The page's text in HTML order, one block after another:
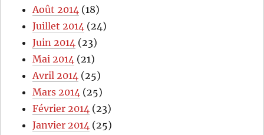
Août 2014 (18)
Juillet 2014 (24)
Juin 2014 (23)
Mai 2014 (21)
Avril 2014 (25)
Mars 2014 (25)
Février 2014 (23)
Janvier 2014 (25)